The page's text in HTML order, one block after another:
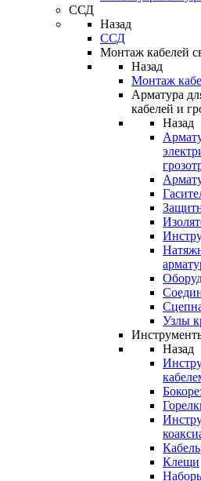
ССД
Назад
ССД
Монтаж кабелей
Назад
Монтаж
Арматура
кабелей и
Назад
Узлы
Назад
Клещи